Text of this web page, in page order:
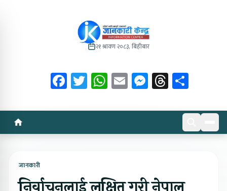
२१ श्रावण २०८३, बिहीबार
Facebook
Twitter
WhatsApp
EmailMessenger
Threads
जानकारी